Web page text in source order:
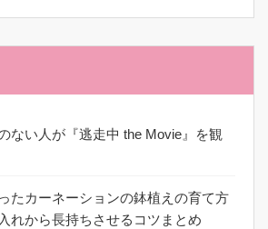
ない人が『逃走中 the Movie』を観
たカーネーションの鉢植えの育て方
れから長持ちさせるコツまとめ